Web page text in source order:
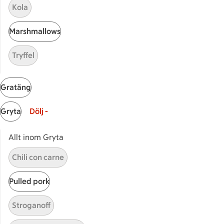
Bli stammis
Stammis Student
Stammis Husdjur
Partnererbjudanden
Våra ICA-kort
ICA
ICAs egna varor
ICA Gruppen
ICA Nära
ICA Supermarket
ICA Kvantum
ICA Maxi
Utvalda leverantörer
Annonsera
Jobba på ICA
Kola
Marshmallows
Tryffel
Gratäng
Gryta Dölj -
Allt inom Gryta
Chili con carne
Pulled pork
Stroganoff